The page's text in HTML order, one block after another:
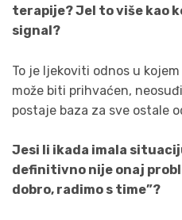
terapije? Jel to više kao
signal?
To je ljekoviti odnos u
može biti prihvaćen,
postaje baza za sve ostale
Jesi li ikada imala
definitivno nije onaj
dobro, radimo s time”?